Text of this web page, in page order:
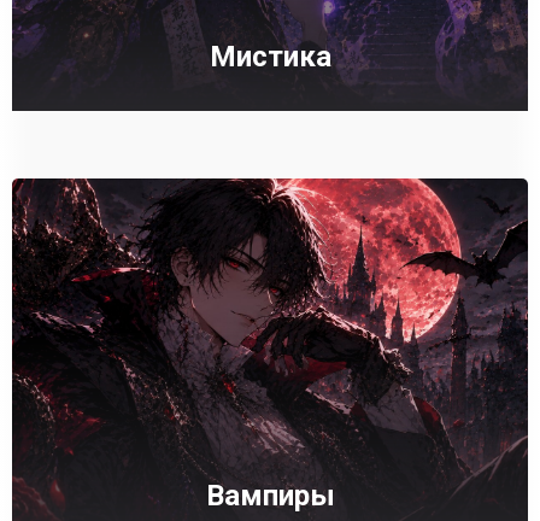
Мистика
Вампиры